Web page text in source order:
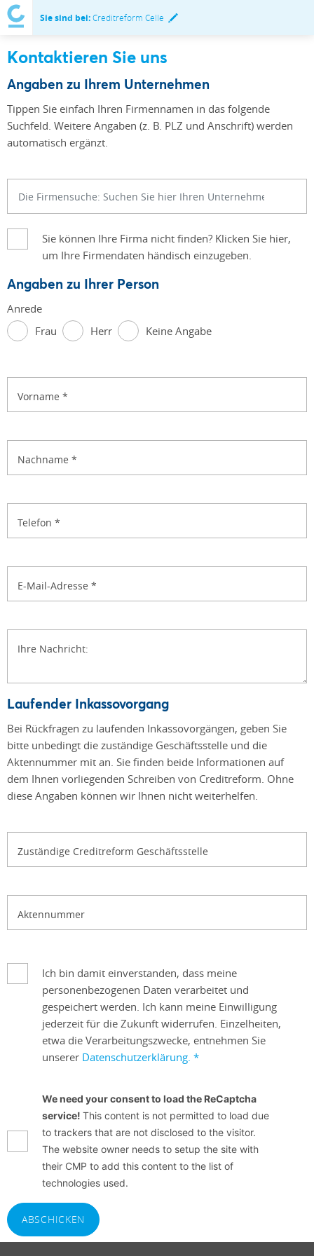
Sie sind bei:Creditreform Celle
Kontaktieren Sie uns
Angaben zu Ihrem Unternehmen
Tippen Sie einfach Ihren Firmennamen in das folgende
Suchfeld. Weitere Angaben (z. B. PLZ und Anschrift) werden
automatisch ergänzt.
Sie können Ihre Firma nicht finden? Klicken Sie hier,
um Ihre Firmendaten händisch einzugeben.
Angaben zu Ihrer Person
Anrede
Frau
Herr Keine Angabe
Vorname *
Nachname *
Telefon *
E-Mail-Adresse *
Ihre Nachricht:
Laufender Inkassovorgang
Bei Rückfragen zu laufenden Inkassovorgängen, geben Sie
bitte unbedingt die zuständige Geschäftsstelle und die
Aktennummer mit an. Sie finden beide Informationen auf
dem Ihnen vorliegenden Schreiben von Creditreform. Ohne
diese Angaben können wir Ihnen nicht weiterhelfen.
Zuständige Creditreform Geschäftsstelle
Aktennummer
Ich bin damit einverstanden, dass meine
personenbezogenen Daten verarbeitet und
gespeichert werden. Ich kann meine Einwilligung
jederzeit für die Zukunft widerrufen. Einzelheiten,
etwa die Verarbeitungszwecke, entnehmen Sie
unserer Datenschutzerklärung. *
We need your consent to load the ReCaptcha
service! This content is not permitted to load due
to trackers that are not disclosed to the visitor.
The website owner needs to setup the site with
their CMP to add this content to the list of
technologies used.
ABSCHICKEN